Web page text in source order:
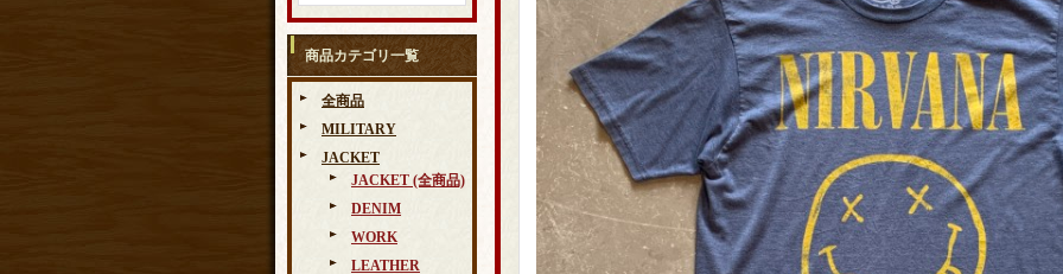
商品カテゴリ一覧
全商品
MILITARY
JACKET
JACKET (全商品)
DENIM
WORK
LEATHER